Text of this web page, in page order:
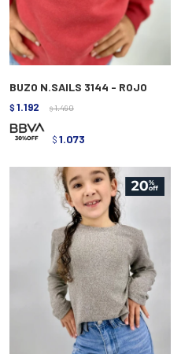
BUZO N.SAILS 3144 - ROJO
$ 1.192 $ 1.490
$ 1.073